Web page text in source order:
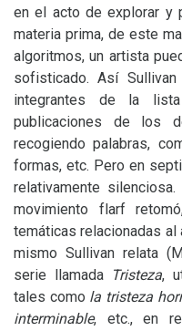
en el acto de explorar y
materia prima, de este
algoritmos, un artista
sofisticado. Así
integrantes de la
publicaciones de los
recogiendo palabras,
formas, etc. Pero en
relativamente
movimiento flarf
temáticas relacionadas al
mismo Sullivan relata
serie llamada Tristeza,
tales como la tristeza
interminable, etc., en